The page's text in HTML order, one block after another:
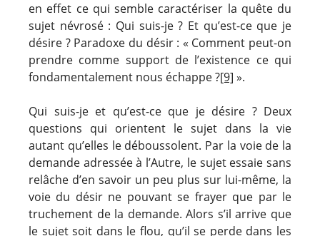
en effet ce qui semble caractériser la quête du
sujet névrosé : Qui suis-je ? Et qu’est-ce que je
désire ? Paradoxe du désir : « Comment peut-on
prendre comme support de l’existence ce qui
fondamentalement nous échappe ?[9] ».
Qui suis-je et qu’est-ce que je désire ? Deux
questions qui orientent le sujet dans la vie
autant qu’elles le déboussolent. Par la voie de la
demande adressée à l’Autre, le sujet essaie sans
relâche d’en savoir un peu plus sur lui-même, la
voie du désir ne pouvant se frayer que par le
truchement de la demande. Alors s’il arrive que
le sujet soit dans le flou, qu’il se perde dans les